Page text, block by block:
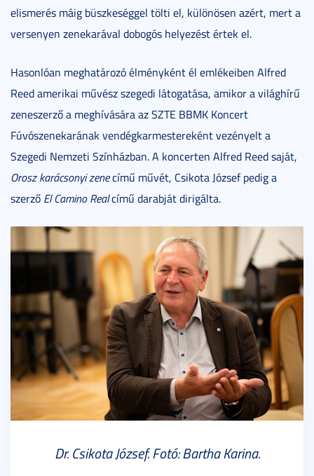
elismerés máig büszkeséggel tölti el, különösen azért, mert a
versenyen zenekarával dobogós helyezést értek el.
Hasonlóan meghatározó élményként él emlékeiben Alfred
Reed amerikai művész szegedi látogatása, amikor a világhírű
zeneszerző a meghívására az SZTE BBMK Koncert
Fúvószenekarának vendégkarmestereként vezényelt a
Szegedi Nemzeti Színházban. A koncerten Alfred Reed saját,
Orosz karácsonyi zenecímű művét, Csikota József pedig a
szerző El Camino Realcímű darabját dirigálta.
Dr. Csikota József. Fotó: Bartha Karina.